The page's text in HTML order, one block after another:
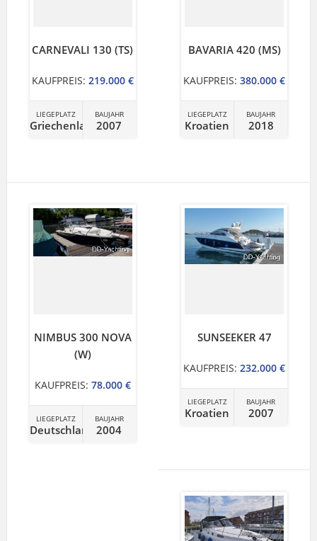
CARNEVALI 130 (TS)
KAUFPREIS: 219.000 €
LIEGEPLATZ
Griechenland
BAUJAHR
2007
BAVARIA 420 (MS)
KAUFPREIS: 380.000 €
LIEGEPLATZ
Kroatien
BAUJAHR
2018
NIMBUS 300 NOVA
(W)
KAUFPREIS: 78.000 €
LIEGEPLATZ
Deutschland
BAUJAHR
2004
SUNSEEKER 47
KAUFPREIS: 232.000 €
LIEGEPLATZ
Kroatien
BAUJAHR
2007